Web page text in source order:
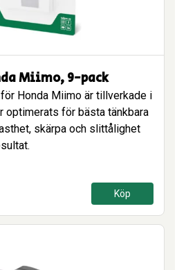
Miimo, 9-pack
Honda Miimo är tillverkade i
optimerats för bästa tänkbara
skärpa och slittålighet
Köp